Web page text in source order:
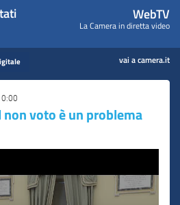
WebTV
La Camera in diretta video
vai a camera.it
voto è un problema